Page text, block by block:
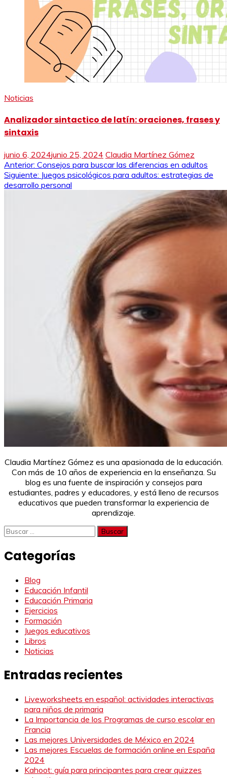
Noticias
Analizador sintactico de latín: oraciones, frases y
sintaxis
junio 6, 2024junio 25, 2024 Claudia Martínez Gómez
Navegación
de
Anterior: Consejos para buscar las diferencias en adultos
Siguiente: Juegos psicológicos para adultos: estrategias de
desarrollo personal
Claudia Martínez Gómez es una apasionada de la educación.
Con más de 10 años de experiencia en la enseñanza. Su
blog es una fuente de inspiración y consejos para
estudiantes, padres y educadores, y está lleno de recursos
educativos que pueden transformar la experiencia de
aprendizaje.
Buscar:
Categorías
Blog
Educación Infantil
Educación Primaria
Ejercicios
Formación
Juegos educativos
Libros
Noticias
Entradas recientes
Liveworksheets en español: actividades interactivas
para niños de primaria
La Importancia de los Programas de curso escolar en
Francia
Las mejores Universidades de México en 2024
Las mejores Escuelas de formación online en España
2024
Kahoot: guía para principantes para crear quizzes